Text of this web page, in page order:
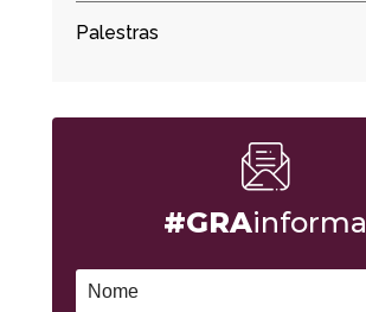
Palestras
#GRAinforma